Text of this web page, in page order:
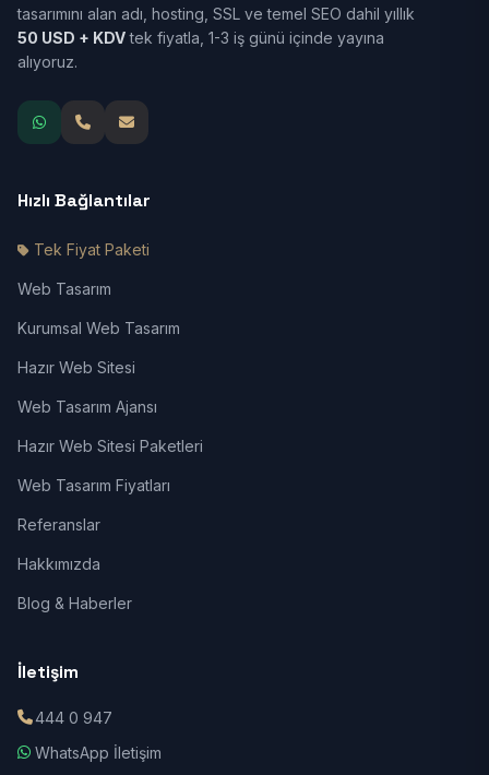
tasarımını alan adı, hosting, SSL ve temel SEO dahil yıllık
50 USD + KDVtek fiyatla, 1-3 iş günü içinde yayına
alıyoruz.
Hızlı Bağlantılar
Tek Fiyat Paketi
Web Tasarım
Kurumsal Web Tasarım
Hazır Web Sitesi
Web Tasarım Ajansı
Hazır Web Sitesi Paketleri
Web Tasarım Fiyatları
Referanslar
Hakkımızda
Blog & Haberler
İletişim
444 0 947
WhatsApp İletişim